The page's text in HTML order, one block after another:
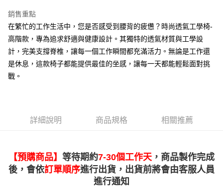
銷售重點
在繁忙的工作生活中，您是否感受到腰背的疲憊？時尚透氣工學椅-
高階款，專為追求舒適與健康設計。其獨特的透氣材質與工學設
計，完美支撐脊椎，讓每一個工作瞬間都充滿活力。無論是工作還
是休息，這款椅子都能提供最佳的坐感，讓每一天都能輕鬆面對挑
戰。
詳細說明 商品規格 相關推薦
【預購商品】 等待期約7-30個工作天 ，商品製作完成
後，會依訂單順序進行出貨，出貨前將會由客服人員
進行通知